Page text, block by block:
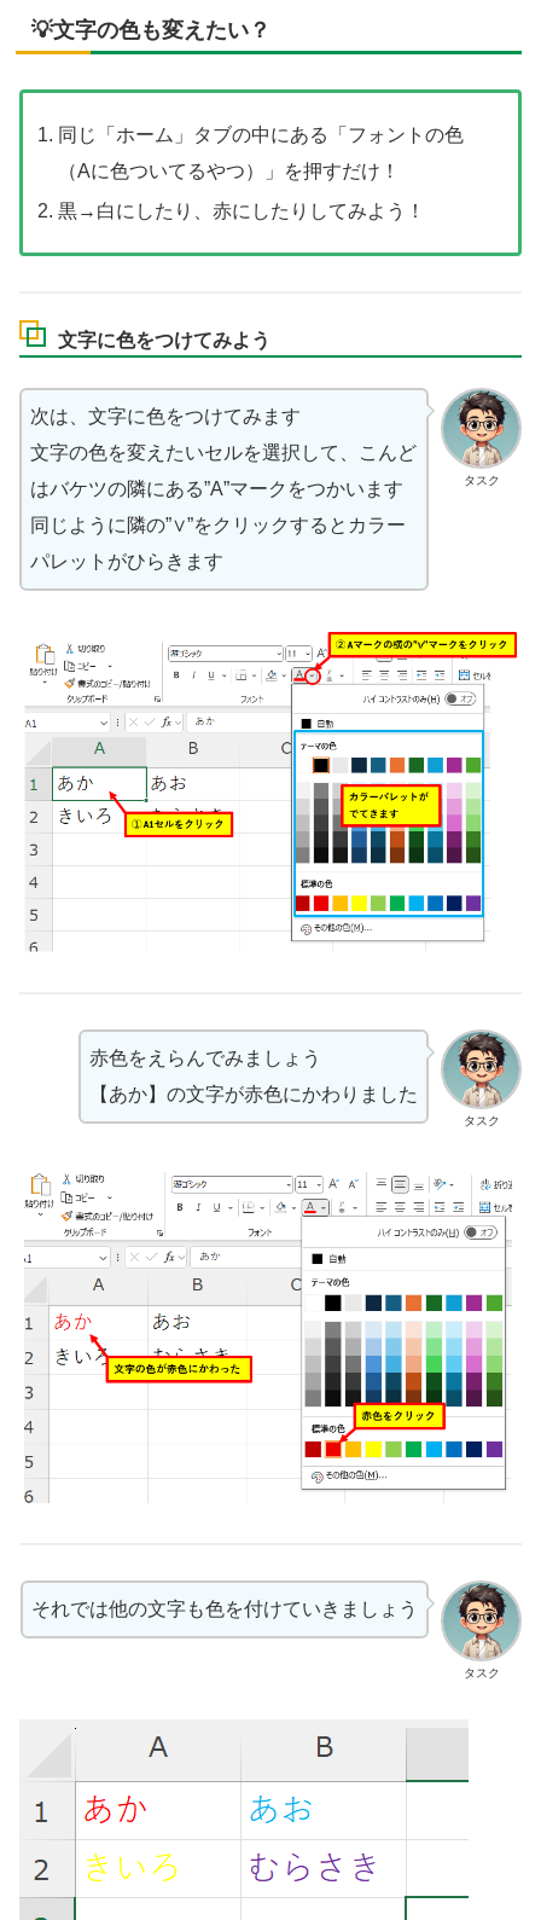
💡文字の色も変えたい？
同じ「ホーム」タブの中にある「フォントの色
（Aに色ついてるやつ）」を押すだけ！
黒→白にしたり、赤にしたりしてみよう！
文字に色をつけてみよう
タスク
次は、文字に色をつけてみます
文字の色を変えたいセルを選択して、こんど
はバケツの隣にある”A”マークをつかいます
同じように隣の”∨”をクリックするとカラー
パレットがひらきます
タスク
赤色をえらんでみましょう
【あか】の文字が赤色にかわりました
タスク
それでは他の文字も色を付けていきましょう